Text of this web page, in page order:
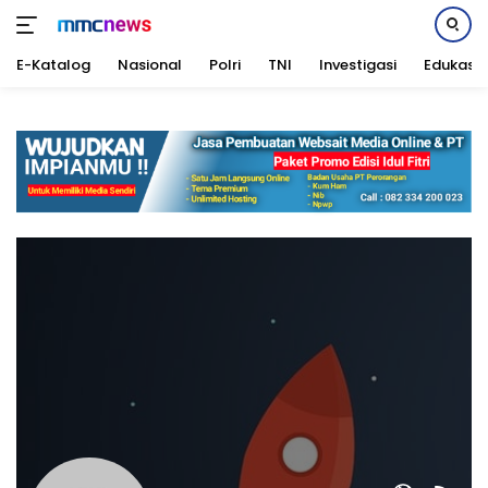
konten
E-Katalog Nasional Polri TNI Investigasi Edukasi